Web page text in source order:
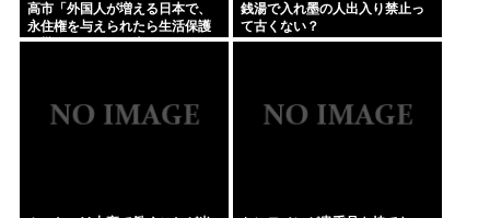
高市「外国人が増える日本で、
永住権を与えられたら生活保護
を貰うなんて人が増えては困
銭湯で入れ墨の人出入り禁止っ
て古くない？